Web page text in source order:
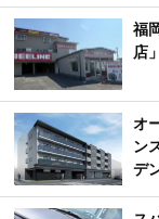
福
店
オ
ン
デ